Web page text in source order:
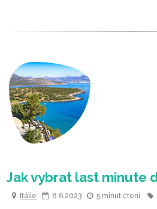
Itálie 8.6.2023 5 minut čtení